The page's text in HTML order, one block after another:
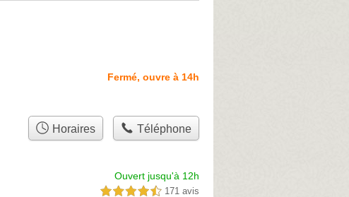
Fermé, ouvre à 14h
Horaires Téléphone
Ouvert jusqu'à 12h
4,5 étoiles sur 5 171 avis